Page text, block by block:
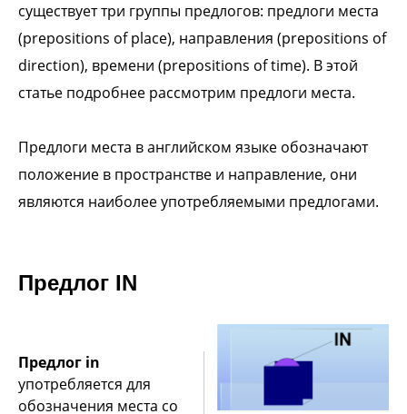
существует три группы предлогов: предлоги места
(prepositions of place), направления (prepositions of
direction), времени (prepositions of time). В этой
статье подробнее рассмотрим предлоги места.
Предлоги места в английском языке обозначают
положение в пространстве и направление, они
являются наиболее употребляемыми предлогами.
Предлог IN
Предлог in
употребляется для
обозначения места со